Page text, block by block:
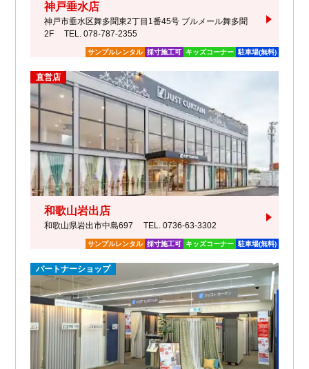
神戸垂水店
神戸市垂水区舞多聞東2丁目1番45号 ブルメール舞多聞
2F
TEL. 078-787-2355
サンプルレンタル 採寸施工可 キッズコーナー 駐車場(無料)
直営店
和歌山岩出店
和歌山県岩出市中島697 TEL. 0736-63-3302
サンプルレンタル 採寸施工可 キッズコーナー 駐車場(無料)
パートナーショップ